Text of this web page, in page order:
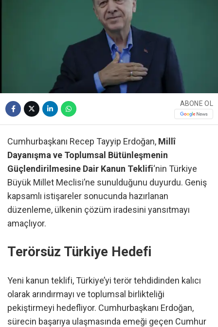
ABONE OL
Cumhurbaşkanı Recep Tayyip Erdoğan, Millî
Dayanışma ve Toplumsal Bütünleşmenin
Güçlendirilmesine Dair Kanun Teklifi‘nin Türkiye
Büyük Millet Meclisi’ne sunulduğunu duyurdu. Geniş
kapsamlı istişareler sonucunda hazırlanan
düzenleme, ülkenin çözüm iradesini yansıtmayı
amaçlıyor.
Terörsüz Türkiye Hedefi
Yeni kanun teklifi, Türkiye’yi terör tehdidinden kalıcı
olarak arındırmayı ve toplumsal birlikteliği
pekiştirmeyi hedefliyor. Cumhurbaşkanı Erdoğan,
sürecin başarıya ulaşmasında emeği geçen Cumhur